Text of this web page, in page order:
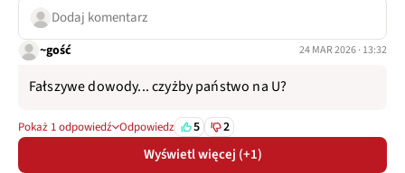
Dodaj komentarz
~gość 24 MAR 2026 · 13:32
Fałszywe dowody... czyżby państwo na U?
Pokaż 1 odpowiedź Odpowiedz 5 2
Wyświetl więcej (+1)